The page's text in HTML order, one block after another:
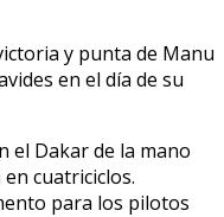
el Dakar de la mano
cuatriciclos.
para los pilotos